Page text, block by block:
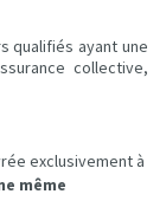
qualifiés ayant une
collective,
exclusivement à
même